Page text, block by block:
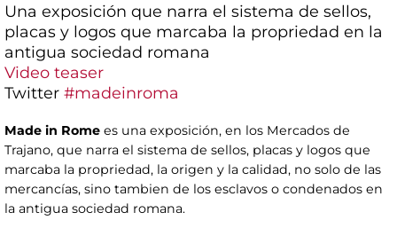
Una exposición que narra el sistema de sellos,
placas y logos que marcaba la propriedad en la
antigua sociedad romana
Video teaser
Twitter #madeinroma
Made in Rome es una exposición, en los Mercados de
Trajano, que narra el sistema de sellos, placas y logos que
marcaba la propriedad, la origen y la calidad, no solo de las
mercancías, sino tambien de los esclavos o condenados en
la antigua sociedad romana.